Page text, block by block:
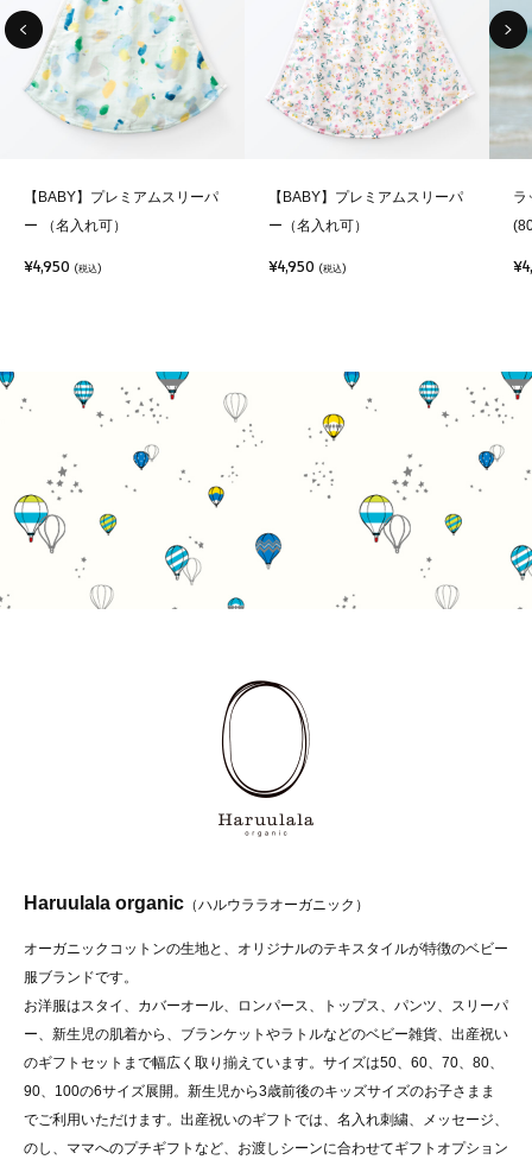
【BABY】プレミアムスリーパ
ー （名入れ可）
¥4,950 (税込)
【BABY】プレミアムスリーパ
ー（名入れ可）
¥4,950 (税込)
ラ
Haruulala organic （ハルウララオーガニック）
オーガニックコットンの生地と、オリジナルのテキスタイルが特徴のベビー
服ブランドです。
お洋服はスタイ、カバーオール、ロンパース、トップス、パンツ、スリーパ
ー、新生児の肌着から、ブランケットやラトルなどのベビー雑貨、出産祝い
のギフトセットまで幅広く取り揃えています。サイズは50、60、70、80、
90、100の6サイズ展開。新生児から3歳前後のキッズサイズのお子さまま
でご利用いただけます。出産祝いのギフトでは、名入れ刺繍、メッセージ、
のし、ママへのプチギフトなど、お渡しシーンに合わせてギフトオプション